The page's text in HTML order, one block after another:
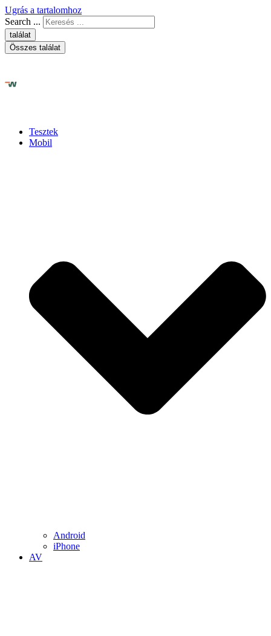
Ugrás a tartalomhoz
Search ...
találat
Összes találat
Tesztek
Mobil
Android
iPhone
AV